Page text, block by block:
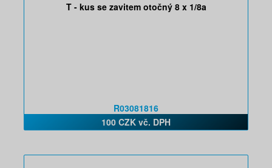
T - kus se zavitem otočný 8 x 1/8a
R03081816
100 CZK vč. DPH